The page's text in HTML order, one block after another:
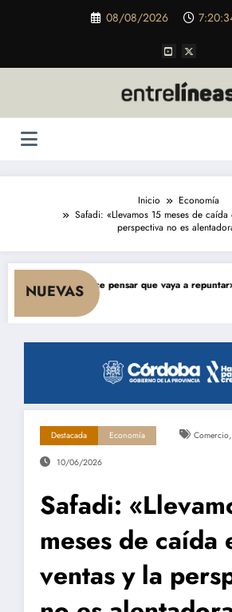
08/08/2026
Inicio
Economía
Safadi: «Llevamos 15 meses de caída
perspectiva no es
NUEVAS
y nada hace pensar que vaya a repuntar»
Destacada Economía Comercio,
10/06/2026
Safadi:
meses de caída
ventas y la